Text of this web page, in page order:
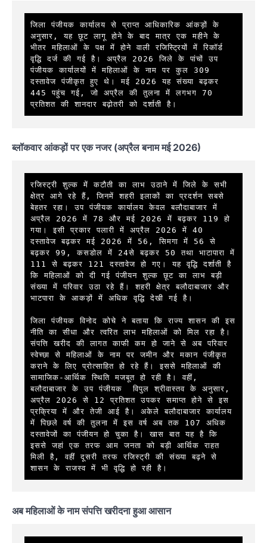
जिला पंजीयक कार्यालय से प्राप्त आधिकारिक आंकड़ों के
अनुसार, यह छूट लागू होने के बाद मात्र एक महीने के
भीतर महिलाओं के पक्ष में होने वाली रजिस्ट्रियों में रिकॉर्ड
वृद्धि दर्ज की गई है। अप्रैल 2026 जिले के पांचों उप
पंजीयक कार्यालयों में महिलाओं के नाम पर कुल 309
दस्तावेज पंजीकृत हुए थे। मई 2026 यह संख्या बढ़कर
445 पहुंच गई, जो अप्रैल की तुलना में लगभग 70
प्रतिशत की शानदार बढ़ोतरी को दर्शाती है।
ब्लॉकवार आंकड़ों पर एक नजर (अप्रैल बनाम मई 2026)
रजिस्ट्री शुल्क में कटौती का लाभ उठाने में जिले के सभी
क्षेत्र आगे रहे हैं, जिनमें शहरी इलाकों का प्रदर्शन सबसे
बेहतर रहा। उप पंजीयक कार्यालय केवल बलौदाबाजार में
अप्रैल 2026 में 78 और मई 2026 में बढ़कर 119 हो
गया। इसी प्रकार पलारी में अप्रैल 2026 में 40
दस्तावेज बढ़कर मई 2026 में 56, सिमगा में 56 से
बढ़कर 99, कसडोल में 24से बढ़कर 50 तथा भाटापारा में
111 से बढ़कर 121 दस्तावेज हो गए। यह वृद्धि दर्शाती है
कि महिलाओं को दी गई पंजीयन शुल्क छूट का लाभ बड़ी
संख्या में परिवार उठा रहे हैं। शहरी क्षेत्र बलौदाबाजार और
भाटपारा के आकड़ों में अधिक वृद्धि देखी गई है।
जिला पंजीयक विनोद कोचे ने बताया कि राज्य शासन की इस
नीति का सीधा और त्वरित लाभ महिलाओं को मिल रहा है।
संपत्ति खरीद की लागत काफी कम हो जाने से अब परिवार
स्वेच्छा से महिलाओं के नाम पर जमीन और मकान पंजीकृत
कराने के लिए प्रोत्साहित हो रहे हैं। इससे महिलाओं की
सामाजिक-आर्थिक स्थिति मजबूत हो रही है। वहीं,
बलौदाबाजार के उप पंजीयक  विपुल श्रीवास्तव के अनुसार,
अप्रैल 2026 से 12 प्रतिशत उपकर समाप्त होने से इस
प्रक्रिया में और तेजी आई है। अकेले बलौदाबाजार कार्यालय
में पिछले वर्ष की तुलना में इस वर्ष अब तक 107 अधिक
दस्तावेजों का पंजीयन हो चुका है। खास बात यह है कि
इससे जहां एक तरफ आम जनता को बड़ी आर्थिक राहत
मिली है, वहीं दूसरी तरफ रजिस्ट्री की संख्या बढ़ने से
शासन के राजस्व में भी वृद्धि हो रही है।
अब महिलाओं के नाम संपत्ति खरीदना हुआ आसान